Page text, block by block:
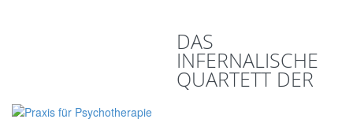
DAS
INFERNALISCHE
QUARTETT DER